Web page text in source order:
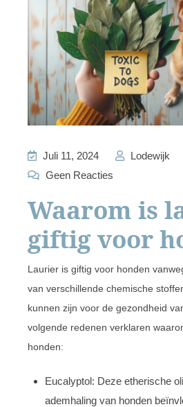
Juli 11, 2024
Lodewijk
Geen Reacties
Waarom is
giftig voor
Laurier is giftig voor honden
van verschillende chemische
kunnen zijn voor de gezondheid
volgende redenen verklaren
honden:
Eucalyptol: Deze etherische
ademhaling van honden